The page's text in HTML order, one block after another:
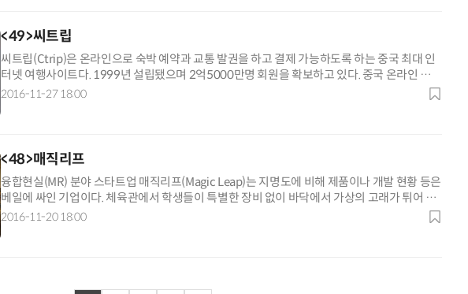
<49>씨트립
씨트립(Ctrip)은 온라인으로 숙박 예약과 교통 발권을 하고 결제 가능하도록 하는 중국 최대 인
터넷 여행사이트다. 1999년 설립됐으며 2억5000만명 회원을 확보하고 있다. 중국 온라인 여행
사 가운데 가장 빠르게 성...
2016-11-27 18:00
<48>매직리프
융합현실(MR) 분야 스타트업 매직리프(Magic Leap)는 지명도에 비해 제품이나 개발 현황 등은
베일에 싸인 기업이다. 체육관에서 학생들이 특별한 장비 없이 바닥에서 가상의 고래가 튀어 오
르는 장면을 보고 있는...
2016-11-20 18:00
“계속 쫓아왔다”…도망치던 우크라 민간인 공격한 러 자폭 드론